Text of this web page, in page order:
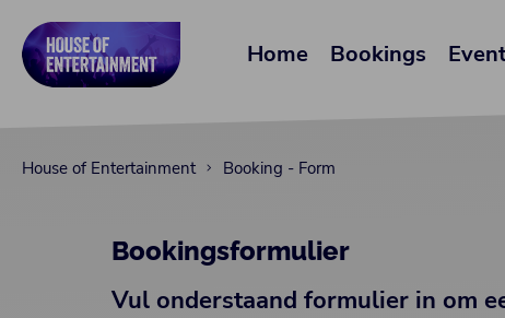
Home Bookings
House of Entertainment Booking - Form
Bookingsformulier
Vul onderstaand formulier in om